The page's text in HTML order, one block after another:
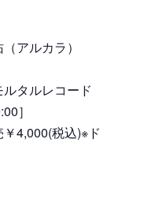
アルカラ）
タルレコード
］
4,000(税込)※ド